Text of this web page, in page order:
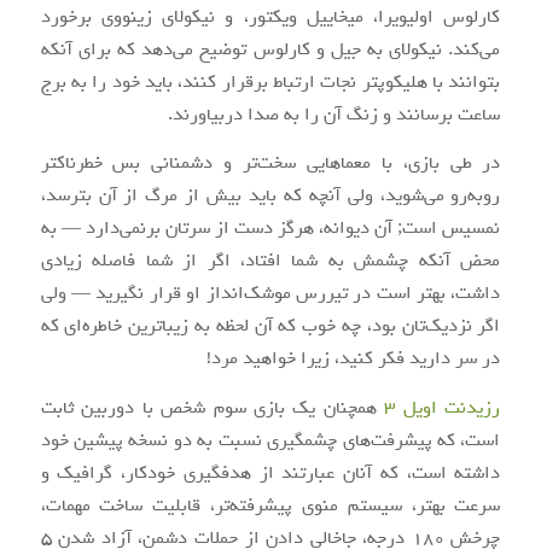
کارلوس اولیویرا، میخاییل ویکتور، و نیکولای زینووی برخورد
می‌کند. نیکولای به جیل و کارلوس توضیح می‌دهد که برای آنکه
بتوانند با هلیکوپتر نجات ارتباط برقرار کنند، باید خود را به برج
ساعت برسانند و زنگ آن را به صدا دربیاورند.
در طی بازی، با معماهایی سخت‌تر و دشمنانی بس خطرناکتر
روبه‌رو می‌شوید، ولی آنچه که باید بیش از مرگ از آن بترسد،
نمسیس است; آن دیوانه، هرگز دست از سرتان برنمی‌دارد — به
محض آنکه چشمش به شما افتاد، اگر از شما فاصله زیادی
داشت، بهتر است در تیررس موشک‌انداز او قرار نگیرید — ولی
اگر نزدیک‌تان بود، چه خوب که آن لحظه به زیباترین خاطره‌ای که
در سر دارید فکر کنید، زیرا خواهید مرد!
رزیدنت اویل ۳
همچنان یک بازی سوم شخص با دوربین ثابت
است، که پیشرفت‌های چشمگیری نسبت به دو نسخه پیشین خود
داشته است، که آنان عبارتند از هدفگیری خودکار، گرافیک و
سرعت بهتر، سیستم منوی پیشرفته‌تر، قابلیت ساخت مهمات،
چرخش ۱۸۰ درجه، جاخالی دادن از حملات دشمن، آزاد شدن ۵